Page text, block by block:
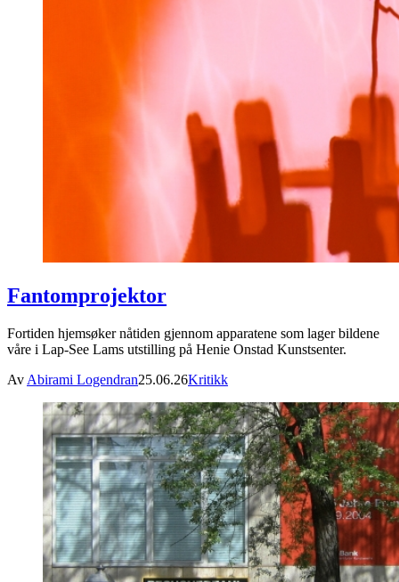
Fantomprojektor
Fortiden hjemsøker nåtiden gjennom apparatene som lager bildene
våre i Lap-See Lams utstilling på Henie Onstad Kunstsenter.
Av Abirami Logendran25.06.26Kritikk